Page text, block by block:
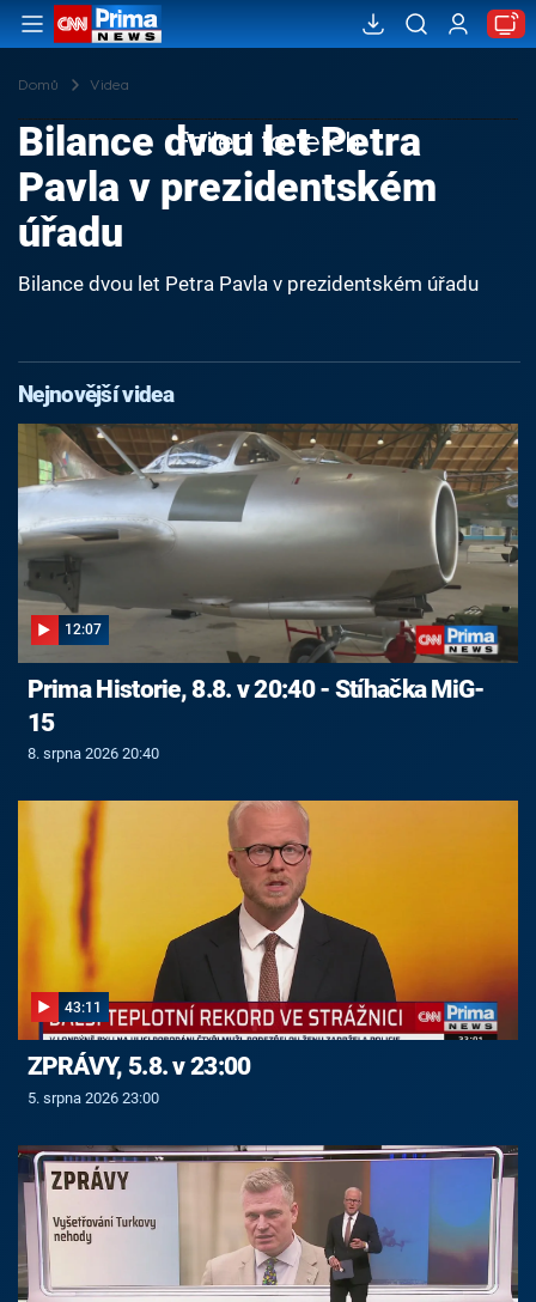
Domů Videa
Failed to fetch
Bilance dvou let Petra
Pavla v prezidentském
úřadu
Bilance dvou let Petra Pavla v prezidentském úřadu
Nejnovější videa
12:07
Prima Historie, 8.8. v 20:40 - Stíhačka MiG-
15
8. srpna 2026 20:40
43:11
ZPRÁVY, 5.8. v 23:00
5. srpna 2026 23:00